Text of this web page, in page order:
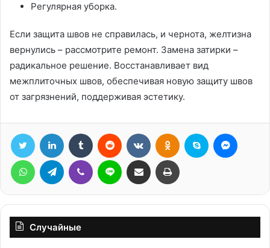
Регулярная уборка.
Если защита швов не справилась, и чернота, желтизна
вернулись – рассмотрите ремонт. Замена затирки –
радикальное решение. Восстанавливает вид
межплиточных швов, обеспечивая новую защиту швов
от загрязнений, поддерживая эстетику.
Twitter LinkedIn Tumblr Reddit ВконтактеОдноклассники
Skype
WhatsAppTelegram Viber Line Поделиться через электронную почту Печатать
Случайные